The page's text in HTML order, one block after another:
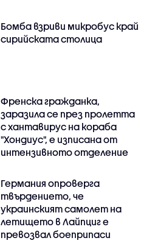
Бомба взриви микробус край
сирийската столица
Френска гражданка,
заразила се през пролетта
с хантавирус на кораба
"Хондиус", е изписана от
интензивното отделение
Германия опроверга
твърдението, че
украинският самолет на
летището в Лайпциг е
превозвал боеприпаси